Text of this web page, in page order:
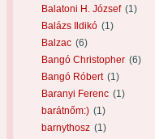
Balatoni H. József (1)
Balázs Ildikó (1)
Balzac (6)
Bangó Christopher (6)
Bangó Róbert (1)
Baranyi Ferenc (1)
barátnőm:) (1)
barnythosz (1)